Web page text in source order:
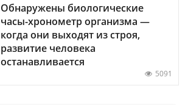
Обнаружены биологические
часы-хронометр организма —
когда они выходят из строя,
развитие человека
останавливается
5091